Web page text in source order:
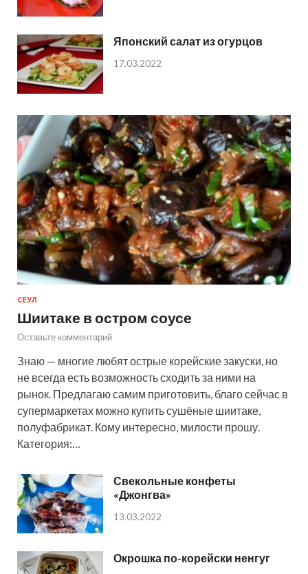
Японский салат из огурцов
17.03.2022
СЕУЛ
Шиитаке в остром соусе
Оставьте комментарий
Знаю — многие любят острые корейские закуски, но
не всегда есть возможность сходить за ними на
рынок. Предлагаю самим приготовить, благо сейчас в
супермаркетах можно купить сушёные шиитаке,
полуфабрикат. Кому интересно, милости прошу.
Категория:…
Свекольные конфеты
«Джонгва»
13.03.2022
Окрошка по-корейски ненгуг